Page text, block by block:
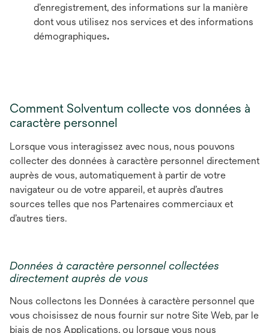
d’enregistrement, des informations sur la manière
dont vous utilisez nos services et des informations
démographiques.
Comment Solventum collecte vos données à
caractère personnel
Lorsque vous interagissez avec nous, nous pouvons
collecter des données à caractère personnel directement
auprès de vous, automatiquement à partir de votre
navigateur ou de votre appareil, et auprès d’autres
sources telles que nos Partenaires commerciaux et
d’autres tiers.
Données à caractère personnel collectées
directement auprès de vous
Nous collectons les Données à caractère personnel que
vous choisissez de nous fournir sur notre Site Web, par le
biais de nos Applications, ou lorsque vous nous